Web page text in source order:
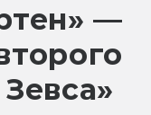
—